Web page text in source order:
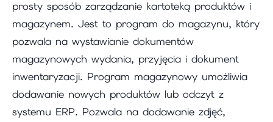
prosty sposób zarządzanie kartoteką produktów i
magazynem. Jest to program do magazynu, który
pozwala na wystawianie dokumentów
magazynowych wydania, przyjęcia i dokument
inwentaryzacji. Program magazynowy umożliwia
dodawanie nowych produktów lub odczyt z
systemu ERP. Pozwala na dodawanie zdjęć,